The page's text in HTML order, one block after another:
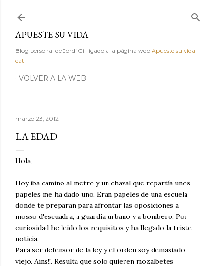
APUESTE SU VIDA
Blog personal de Jordi Gil ligado a la página web Apueste su vida -
cat
VOLVER A LA WEB
marzo 23, 2012
LA EDAD
Hola,
Hoy iba camino al metro y un chaval que repartía unos
papeles me ha dado uno. Eran papeles de una escuela
donde te preparan para afrontar las oposiciones a
mosso d'escuadra, a guardia urbano y a bombero. Por
curiosidad he leído los requisitos y ha llegado la triste
noticia.
Para ser defensor de la ley y el orden soy demasiado
viejo. Ains!!. Resulta que solo quieren mozalbetes